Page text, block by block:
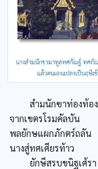
สำมนักฃาท่องท้อง
จากเขตรโรมคัลบัน
พลยักษแผกภักตร์ถลัน
นางสู่ทศเศียรท้าว
ยักษีสรบขนิฐเศ้รา